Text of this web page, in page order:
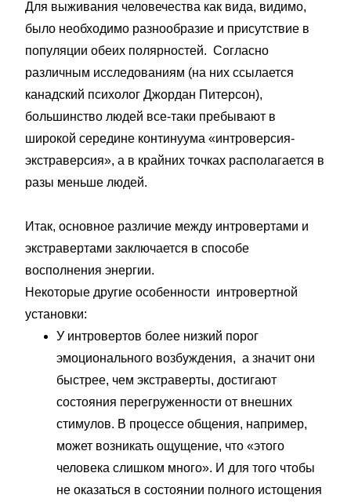
Для выживания человечества как вида, видимо,
было необходимо разнообразие и присутствие в
популяции обеих полярностей. Согласно
различным исследованиям (на них ссылается
канадский психолог Джордан Питерсон),
большинство людей все-таки пребывают в
широкой середине континуума «интроверсия-
экстраверсия», а в крайних точках располагается в
разы меньше людей.
Итак, основное различие между интровертами и
экстравертами заключается в способе
восполнения энергии.
Некоторые другие особенности интровертной
установки:
У интровертов более низкий порог
эмоционального возбуждения, а значит они
быстрее, чем экстраверты, достигают
состояния перегруженности от внешних
стимулов. В процессе общения, например,
может возникать ощущение, что «этого
человека слишком много». И для того чтобы
не оказаться в состоянии полного истощения